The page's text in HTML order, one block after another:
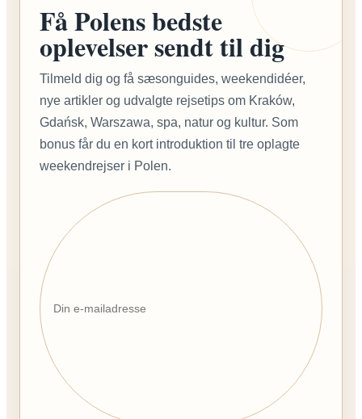
Få Polens bedste
oplevelser sendt til dig
Tilmeld dig og få sæsonguides, weekendidéer,
nye artikler og udvalgte rejsetips om Kraków,
Gdańsk, Warszawa, spa, natur og kultur. Som
bonus får du en kort introduktion til tre oplagte
weekendrejser i Polen.